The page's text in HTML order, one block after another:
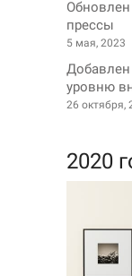
прессы
5 мая, 2023
Добавлен
уровню
26 октября,
2020